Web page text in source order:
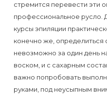
кожей
после
депиляции
или
сахаром
стремится перевести эти
профессиональное русло.
курсы эпиляции
конечно же, определиться
невозможно за один день
воском, и с сахарным
важно попробовать
руками, под неусыпным